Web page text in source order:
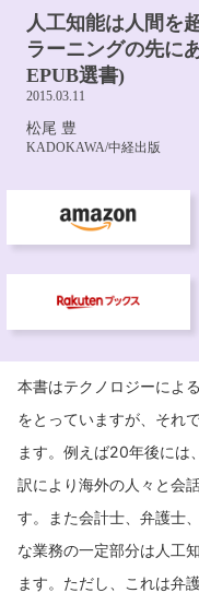
本書はテクノロジーによ
をとっていますが、それ
ます。例えば20年後には
訳により海外の人々と会
す。また会計士、弁護士
な業務の一定部分は人工
ます。ただし、これは弁